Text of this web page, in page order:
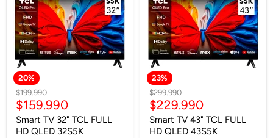
20%
Precio
original
$199.990
Precio
actual
$159.990
Smart TV 32" TCL FULL
HD QLED 32S5K
23%
Precio
original
$299.990
Precio
actual
$229.990
Smart TV 43" TCL FULL
HD QLED 43S5K